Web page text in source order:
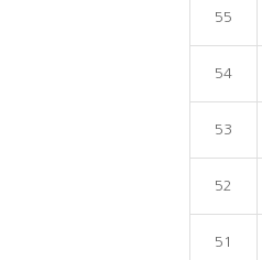
55
54
53
52
51